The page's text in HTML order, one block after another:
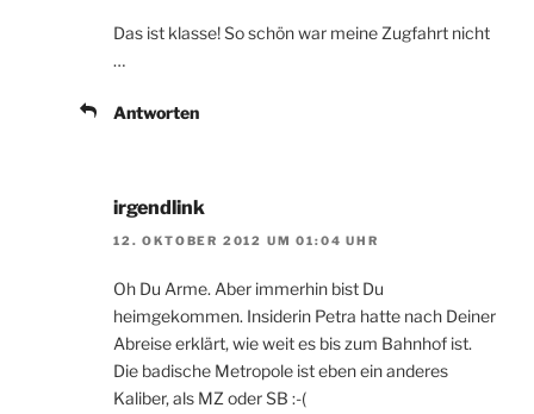
Das ist klasse! So schön war meine Zugfahrt nicht
…
Antworten
irgendlink
12. OKTOBER 2012 UM 01:04 UHR
Oh Du Arme. Aber immerhin bist Du
heimgekommen. Insiderin Petra hatte nach Deiner
Abreise erklärt, wie weit es bis zum Bahnhof ist.
Die badische Metropole ist eben ein anderes
Kaliber, als MZ oder SB :-(